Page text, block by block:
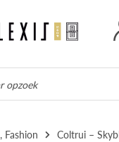
, Fashion Coltrui –